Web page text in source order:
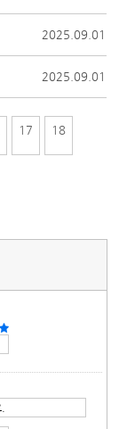
2025.09.01
2025.09.01
17 18